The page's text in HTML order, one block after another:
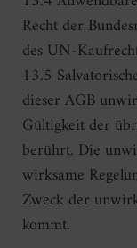
Recht der
des UN-
13.5
dieser AGB
Gültigkeit der
berührt. Die
wirksame
Zweck der
kommt.